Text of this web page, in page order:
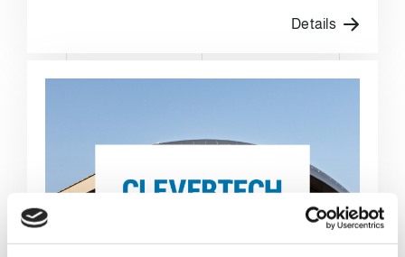
Details